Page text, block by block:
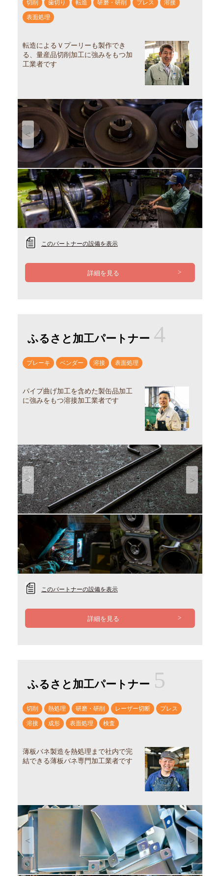
切削 歯切り 転造 研磨・研削 プレス 溶接
表面処理
転造によるＶプーリーも製作でき
る、量産品切削加工に強みをもつ加
工業者です
Previous Next
このパートナーの設備を表示
詳細を見る
ふるさと加工パートナー 4
ブレーキ ベンダー 溶接 表面処理
パイプ曲げ加工を含めた製缶品加工
に強みをもつ溶接加工業者です
Previous Next
このパートナーの設備を表示
詳細を見る
ふるさと加工パートナー 5
切削 熱処理 研磨・研削 レーザー切断 プレス
溶接 成形 表面処理 検査
薄板バネ製造を熱処理まで社内で完
結できる薄板バネ専門加工業者です
Previous Next